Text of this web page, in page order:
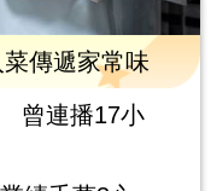
傳遞家常味
曾連播17小